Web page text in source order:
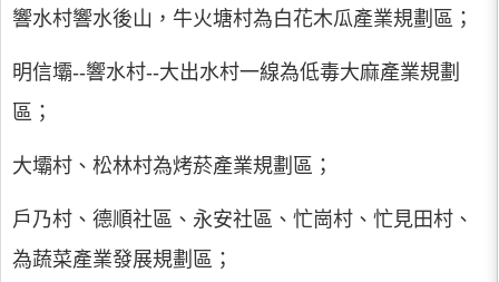
響水村響水後山，牛火塘村為白花木瓜產業規劃區；
明信壩--響水村--大出水村一線為低毒大麻產業規劃
區；
大壩村、松林村為烤菸產業規劃區；
戶乃村、德順社區、永安社區、忙崗村、忙見田村、
為蔬菜產業發展規劃區；